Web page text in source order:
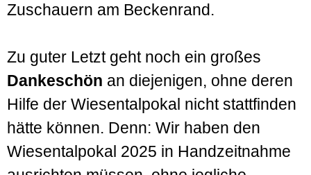
Zuschauern am Beckenrand.
Zu guter Letzt geht noch ein großes
Dankeschön an diejenigen, ohne deren
Hilfe der Wiesentalpokal nicht stattfinden
hätte können. Denn: Wir haben den
Wiesentalpokal 2025 in Handzeitnahme